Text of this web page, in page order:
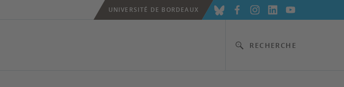
RECHERCHE
UNIVERSITÉ DE BORDEAUX